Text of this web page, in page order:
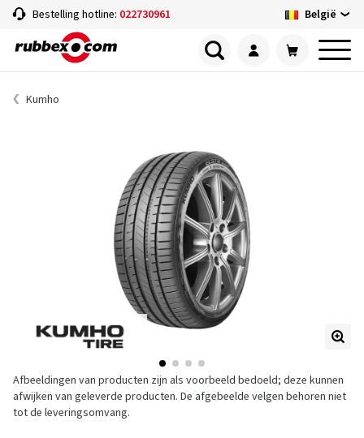
Bestelling hotline: 022730961 België
Kumho
Afbeeldingen van producten zijn als voorbeeld bedoeld; deze kunnen
afwijken van geleverde producten. De afgebeelde velgen behoren niet
tot de leveringsomvang.